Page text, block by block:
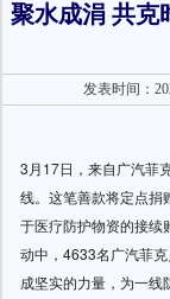
聚水成涓 共克
发表时间：
3月17日，来自广汽菲
线。这笔善款将定点捐
于医疗防护物资的接续
动中，4633名广汽菲
成坚实的力量，为一